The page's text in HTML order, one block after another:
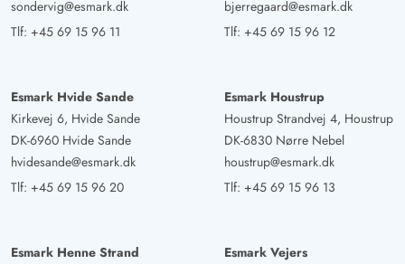
sondervig@esmark.dk
Tlf: +45 69 15 96 11
bjerregaard@esmark.dk
Tlf: +45 69 15 96 12
Esmark Hvide Sande
Kirkevej 6, Hvide Sande
DK-6960 Hvide Sande
hvidesande@esmark.dk
Tlf: +45 69 15 96 20
Esmark Houstrup
Houstrup Strandvej 4, Houstrup
DK-6830 Nørre Nebel
houstrup@esmark.dk
Tlf: +45 69 15 96 13
Esmark Henne Strand
Esmark Vejers